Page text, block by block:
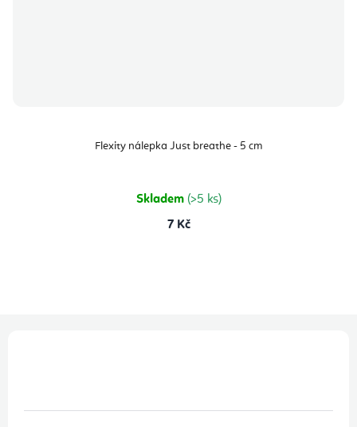
Flexity nálepka Just breathe - 5 cm
Skladem (>5 ks)
7 Kč